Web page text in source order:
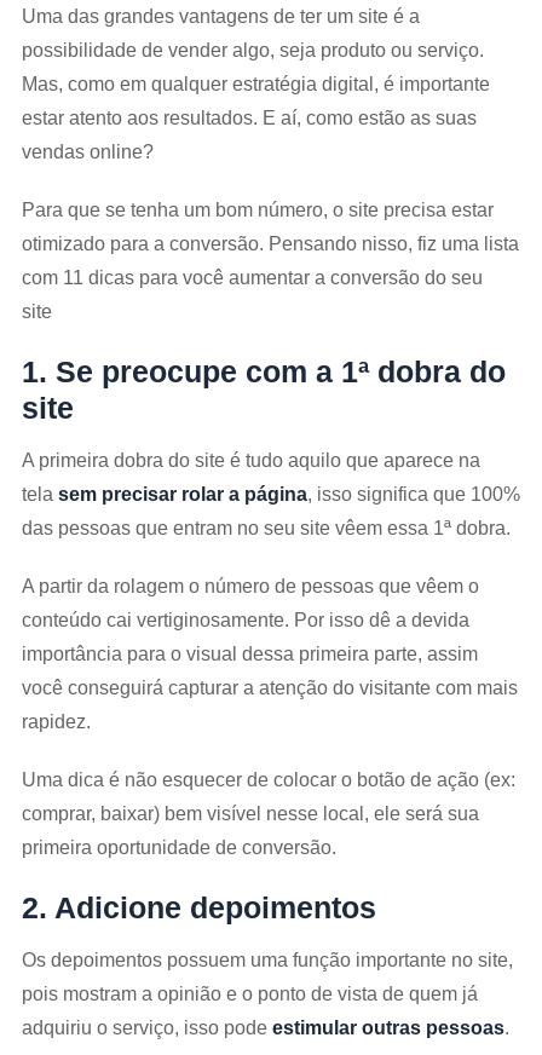
Uma das grandes vantagens de ter um site é a
possibilidade de vender algo, seja produto ou serviço.
Mas, como em qualquer estratégia digital, é importante
estar atento aos resultados. E aí, como estão as suas
vendas online?
Para que se tenha um bom número, o site precisa estar
otimizado para a conversão. Pensando nisso, fiz uma lista
com 11 dicas para você aumentar a conversão do seu
site
1. Se preocupe com a 1ª dobra do
site
A primeira dobra do site é tudo aquilo que aparece na
tela sem precisar rolar a página, isso significa que 100%
das pessoas que entram no seu site vêem essa 1ª dobra.
A partir da rolagem o número de pessoas que vêem o
conteúdo cai vertiginosamente. Por isso dê a devida
importância para o visual dessa primeira parte, assim
você conseguirá capturar a atenção do visitante com mais
rapidez.
Uma dica é não esquecer de colocar o botão de ação (ex:
comprar, baixar) bem visível nesse local, ele será sua
primeira oportunidade de conversão.
2. Adicione depoimentos
Os depoimentos possuem uma função importante no site,
pois mostram a opinião e o ponto de vista de quem já
adquiriu o serviço, isso pode estimular outras pessoas.